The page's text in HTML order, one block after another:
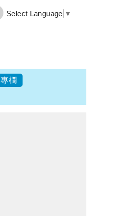
Select Language ▼
專欄